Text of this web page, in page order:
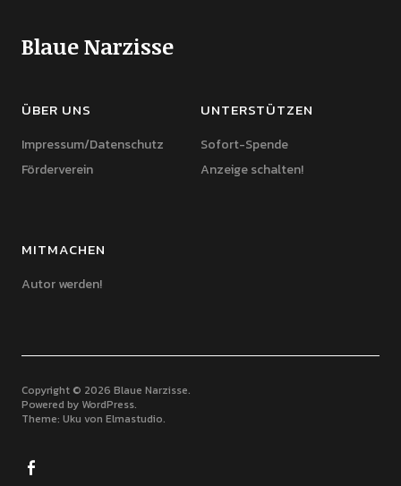
Blaue Narzisse
ÜBER UNS
Impressum/Datenschutz
Förderverein
UNTERSTÜTZEN
Sofort-Spende
Anzeige schalten!
MITMACHEN
Autor werden!
Copyright © 2026 Blaue Narzisse
Powered by WordPress
Theme: Uku von Elmastudio